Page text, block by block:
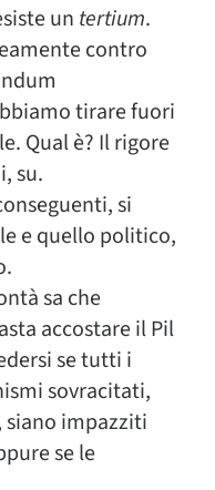
un tertium.
contro
tirare fuori
Qual è? Il rigore
su.
si
e quello politico,
sa che
accostare il Pil
se tutti i
sovracitati,
siano impazziti
se le